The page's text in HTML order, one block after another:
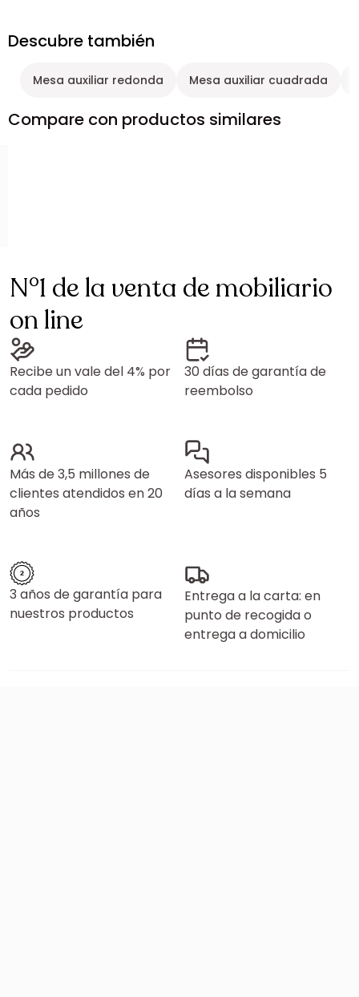
Descubre también
Mesa auxiliar redonda Mesa auxiliar cuadrada
Compare con productos similares
N°1 de la venta de mobiliario
on line
Recibe un vale del 4% por
cada pedido
30 días de garantía de
reembolso
Más de 3,5 millones de
clientes atendidos en 20
años
Asesores disponibles 5
días a la semana
3 años de garantía para
nuestros productos
Entrega a la carta: en
punto de recogida o
entrega a domicilio